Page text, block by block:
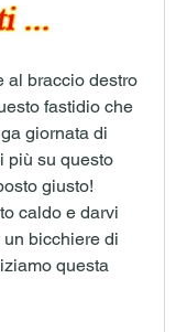
al braccio destro
fastidio che
giornata di
più su questo
giusto!
caldo e darvi
bicchiere di
questa